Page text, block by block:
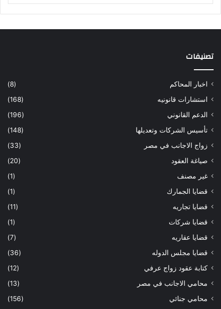
تصنيفات
اخبار المحاكم
(8)
استشارات قانونيه
(168)
الدعم القانوني
(196)
تأسيس الشركات وتعديلها
(148)
زواج الاجانب في مصر
(33)
صياغة العقود
(20)
غير مصنف
(1)
قضايا الجمارك
(1)
قضايا تجاريه
(11)
قضايا شركات
(1)
قضايا عقاريه
(7)
قضايا مجلس الدوله
(36)
كتابة عقود زواج عرفي
(12)
محامي الاجانب في مصر
(13)
محامي جنائي
(156)